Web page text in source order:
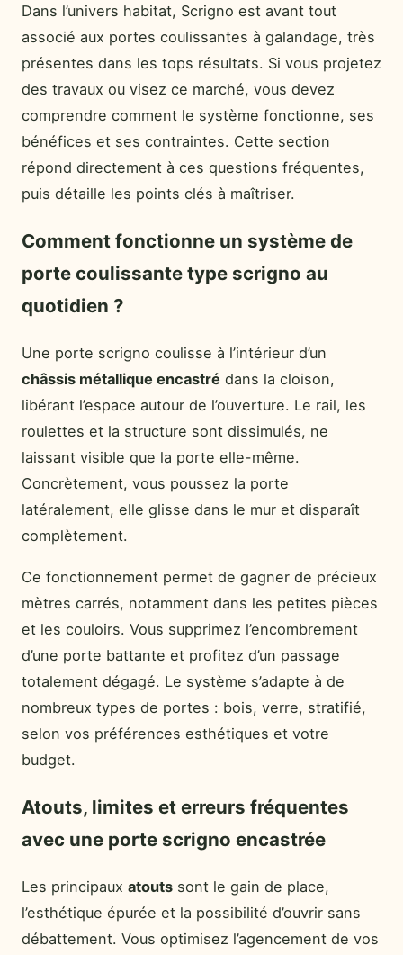
Dans l’univers habitat, Scrigno est avant tout
associé aux portes coulissantes à galandage, très
présentes dans les tops résultats. Si vous projetez
des travaux ou visez ce marché, vous devez
comprendre comment le système fonctionne, ses
bénéfices et ses contraintes. Cette section
répond directement à ces questions fréquentes,
puis détaille les points clés à maîtriser.
Comment fonctionne un système de
porte coulissante type scrigno au
quotidien ?
Une porte scrigno coulisse à l’intérieur d’un
châssis métallique encastré dans la cloison,
libérant l’espace autour de l’ouverture. Le rail, les
roulettes et la structure sont dissimulés, ne
laissant visible que la porte elle-même.
Concrètement, vous poussez la porte
latéralement, elle glisse dans le mur et disparaît
complètement.
Ce fonctionnement permet de gagner de précieux
mètres carrés, notamment dans les petites pièces
et les couloirs. Vous supprimez l’encombrement
d’une porte battante et profitez d’un passage
totalement dégagé. Le système s’adapte à de
nombreux types de portes : bois, verre, stratifié,
selon vos préférences esthétiques et votre
budget.
Atouts, limites et erreurs fréquentes
avec une porte scrigno encastrée
Les principaux atouts sont le gain de place,
l’esthétique épurée et la possibilité d’ouvrir sans
débattement. Vous optimisez l’agencement de vos